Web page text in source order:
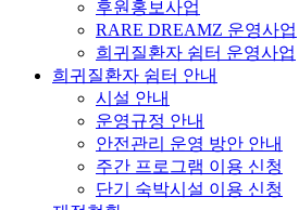
후원홍보사업
RARE DREAMZ 운영사업
희귀질환자 쉼터 운영사업
희귀질환자 쉼터 안내
시설 안내
운영규정 안내
안전관리 운영 방안 안내
주간 프로그램 이용 신청
단기 숙박시설 이용 신청